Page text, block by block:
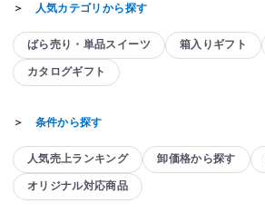
＞ 人気カテゴリから探す
ばら売り・単品スイーツ 箱入りギフト
カタログギフト
＞ 条件から探す
人気売上ランキング 卸価格から探す
オリジナル対応商品